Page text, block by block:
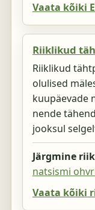
Vaata kõiki
Riiklikud
Riiklikud
olulised
kuupäevade
nende
jooksul
Järgmine
natsismi
Vaata kõiki